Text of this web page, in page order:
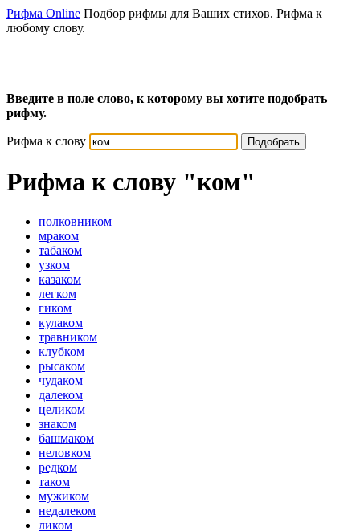
Рифма Online Подбор рифмы для Ваших стихов. Рифма к
любому слову.
Введите в поле слово, к которому вы хотите подобрать
рифму.
Рифма к слову Подобрать
Рифма к слову "ком"
полковником
мраком
табаком
узком
казаком
легком
гиком
кулаком
травником
клубком
рысаком
чудаком
далеком
целиком
знаком
башмаком
неловком
редком
таком
мужиком
недалеком
ликом